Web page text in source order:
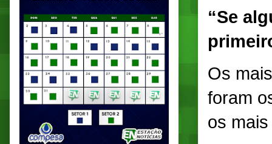
“Se
Os
foram
os